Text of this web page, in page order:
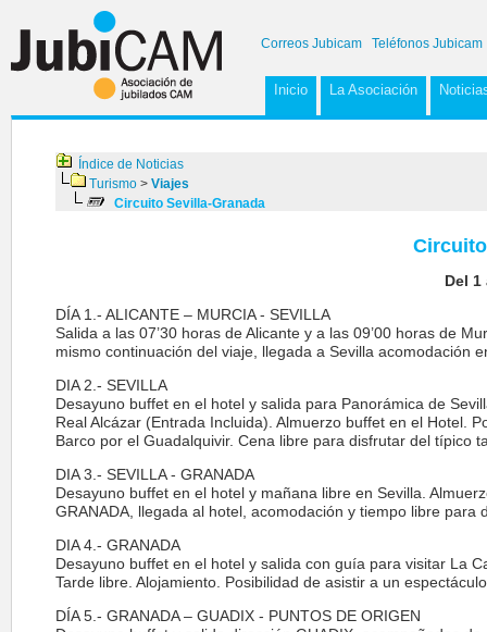
Correos Jubicam Teléfonos Jubicam
Inicio La Asociación
Índice de Noticias
Turismo> Viajes
Circuito Sevilla-Granada
Del 1
DÍA 1.- ALICANTE – MURCIA - SEVILLA
Salida a las 07’30 horas de Alicante y a las 09’00 horas de
mismo continuación del viaje, llegada a Sevilla acomodación
DIA 2.- SEVILLA
Desayuno buffet en el hotel y salida para Panorámica de
Real Alcázar (Entrada Incluida). Almuerzo buffet en el Hotel.
Barco por el Guadalquivir. Cena libre para disfrutar del típico
DIA 3.- SEVILLA - GRANADA
Desayuno buffet en el hotel y mañana libre en Sevilla.
GRANADA, llegada al hotel, acomodación y tiempo libre para
DIA 4.- GRANADA
Desayuno buffet en el hotel y salida con guía para visitar La
Tarde libre. Alojamiento. Posibilidad de asistir a un
DÍA 5.- GRANADA – GUADIX - PUNTOS DE ORIGEN